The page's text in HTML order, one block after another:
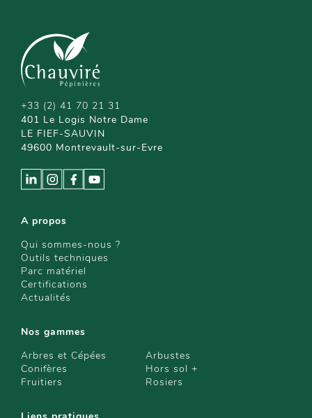
+33 (2) 41 70 21 31
401 Le Logis Notre Dame
LE FIEF-SAUVIN
49600 Montrevault-sur-Evre
A propos
Qui sommes-nous ?
Outils techniques
Parc matériel
Certifications
Actualités
Nos gammes
Arbres et Cépées
Arbustes
Conifères
Hors sol +
Fruitiers
Rosiers